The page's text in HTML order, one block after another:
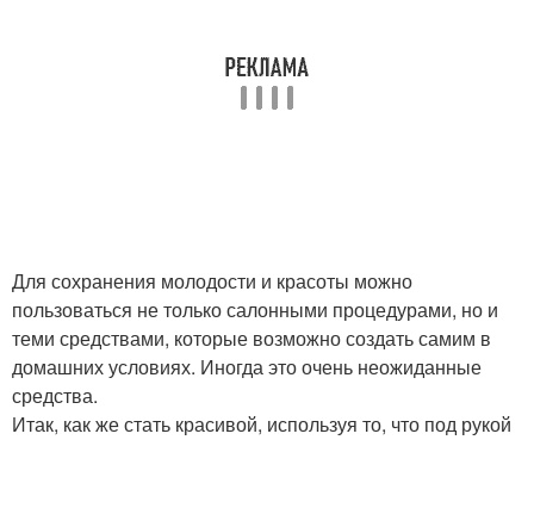
Для сохранения молодости и красоты можно
пользоваться не только салонными процедурами, но и
теми средствами, которые возможно создать самим в
домашних условиях. Иногда это очень неожиданные
средства.
Итак, как же стать красивой, используя то, что под рукой